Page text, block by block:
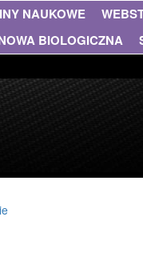
NAUKOWE
BIOLOGICZNA